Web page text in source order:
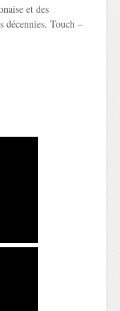
et des
décennies. Touch –